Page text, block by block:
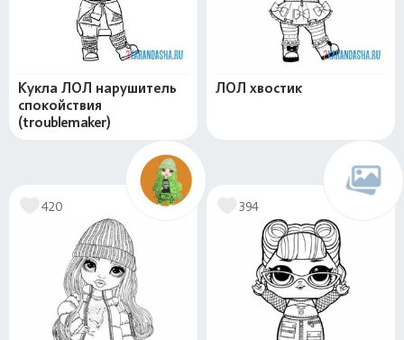
Кукла ЛОЛ нарушитель
спокойствия
(troublemaker)
ЛОЛ хвостик
420 394